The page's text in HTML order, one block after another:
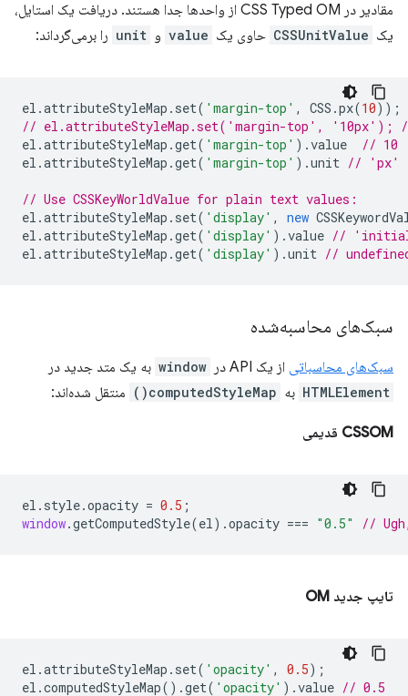
مقادیر در CSS Typed OM از واحدها جدا هستند. دریافت یک استایل،
یک CSSUnitValue حاوی یک value و unit را برمی‌گرداند:
el .attributeStyleMap . set( 'margin-top' , CSS .px(10));
// el.attributeStyleMap.set('margin-top', '10px');
el .attributeStyleMap .get( 'margin-top' ).value
// 10
el .attributeStyleMap .get( 'margin-top' ).unit // 'px'
// Use CSSKeyWorldValue for plain text values:
el .attributeStyleMap . set( 'display' , new
el .attributeStyleMap .get( 'display' ).value //
el .attributeStyleMap .get( 'display' ).unit //
سبک‌های محاسبه‌شده
سبک‌های محاسباتی از یک API در window به یک متد جدید در
HTMLElement به computedStyleMap() منتقل شده‌اند:
CSSOM قدیمی
el . style.opacity = 0.5 ;
window.getComputedStyle(el).opacity === "0.5" //
تایپ جدید OM
el .attributeStyleMap . set( 'opacity' , 0.5);
el .computedStyleMap().get( 'opacity' ).value // 0.5